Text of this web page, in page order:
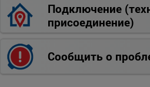
Подключение
присоединение)
Сообщить о